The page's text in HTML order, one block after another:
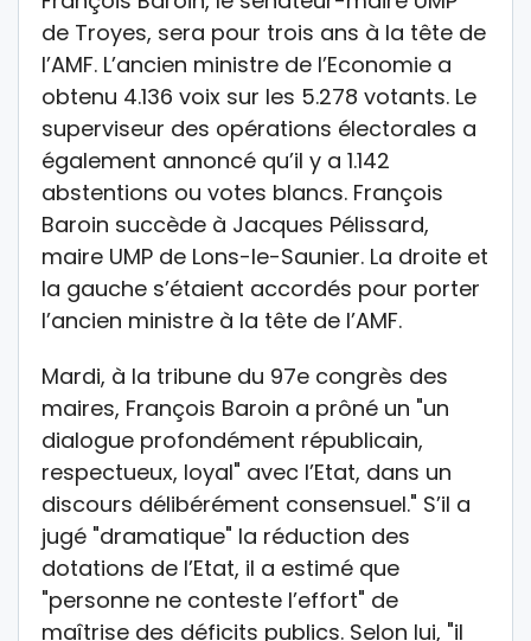
de Troyes, sera pour trois ans à la tête de
l’AMF. L’ancien ministre de l’Economie a
obtenu 4.136 voix sur les 5.278 votants. Le
superviseur des opérations électorales a
également annoncé qu’il y a 1.142
abstentions ou votes blancs. François
Baroin succède à Jacques Pélissard,
maire UMP de Lons-le-Saunier. La droite et
la gauche s’étaient accordés pour porter
l’ancien ministre à la tête de l’AMF.
Mardi, à la tribune du 97e congrès des
maires, François Baroin a prôné un "un
dialogue profondément républicain,
respectueux, loyal" avec l’Etat, dans un
discours délibérément consensuel." S’il a
jugé "dramatique" la réduction des
dotations de l’Etat, il a estimé que
"personne ne conteste l’effort" de
maîtrise des déficits publics. Selon lui, "il